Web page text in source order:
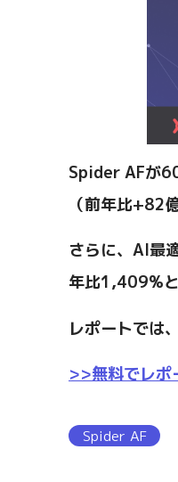
Spider AFが
（前年比+82
さらに、AI最
年比1,409%
レポートでは
>>無料でレポ
Spider AF